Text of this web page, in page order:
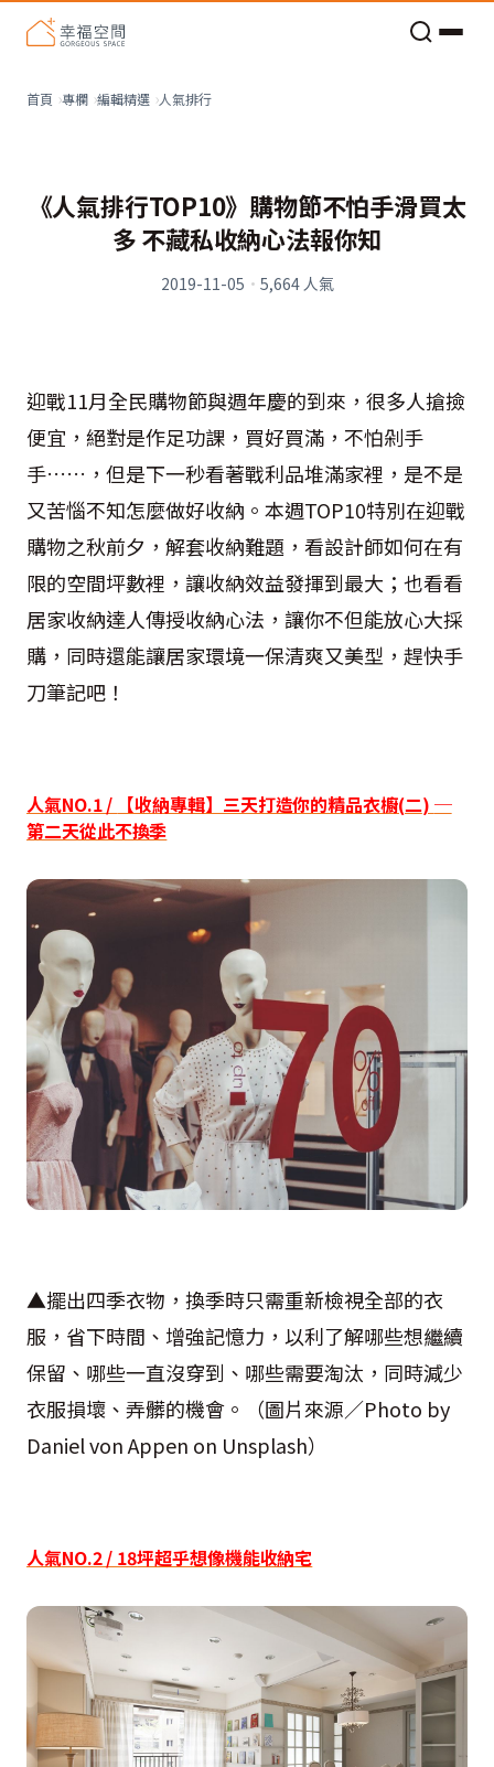
首頁 專欄 編輯精選 人氣排行
《人氣排行TOP10》購物節不怕手滑買太
多 不藏私收納心法報你知
2019-11-05 · 5,664人氣
迎戰11月全民購物節與週年慶的到來，很多人搶撿
便宜，絕對是作足功課，買好買滿，不怕剁手
手……，但是下一秒看著戰利品堆滿家裡，是不是
又苦惱不知怎麼做好收納。本週TOP10特別在迎戰
購物之秋前夕，解套收納難題，看設計師如何在有
限的空間坪數裡，讓收納效益發揮到最大；也看看
居家收納達人傳授收納心法，讓你不但能放心大採
購，同時還能讓居家環境一保清爽又美型，趕快手
刀筆記吧！
人氣NO.1 / 【收納專輯】三天打造你的精品衣櫥(二) ─
第二天從此不換季
▲擺出四季衣物，換季時只需重新檢視全部的衣
服，省下時間、增強記憶力，以利了解哪些想繼續
保留、哪些一直沒穿到、哪些需要淘汰，同時減少
衣服損壞、弄髒的機會。（圖片來源／Photo by
Daniel von Appen on Unsplash）
人氣NO.2 / 18坪超乎想像機能收納宅